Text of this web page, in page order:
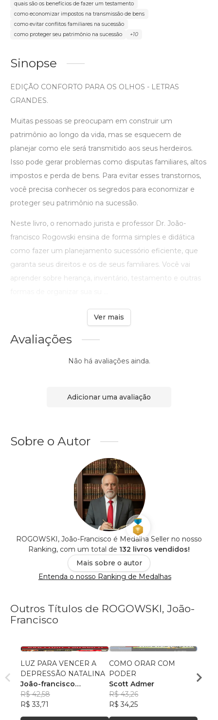
quais são os benefícios de fazer um testamento
como economizar impostos na transmissão de bens
como evitar conflitos familiares na sucessão
como proteger seu patrimônio na sucessão
+10
Sinopse
EDIÇÃO CONFORTO PARA OS OLHOS - LETRAS
GRANDES.
Muitas pessoas se preocupam em construir um
patrimônio ao longo da vida, mas se esquecem de
planejar como ele será transmitido aos seus herdeiros.
Isso pode gerar problemas como disputas familiares, altos
impostos e perda de bens. Para evitar esses transtornos,
você precisa conhecer os segredos para economizar e
proteger seu patrimônio na sucessão.
Neste livro, o renomado jurista e professor Dr. João-
francisco Rogowski ensina de forma simples e didática
como fazer um planejamento sucessório eficiente, que
garanta seus direitos e os de seus familiares. Você vai
aprender sobre herança, inventário, testamento e outras
Ver mais
Avaliações
Não há avaliações ainda.
Adicionar uma avaliação
Sobre o Autor
ROGOWSKI, João-Francisco é Medalha Seller no nosso
Ranking, com um total de 132 livros vendidos!
Mais sobre o autor
Entenda o nosso Ranking de Medalhas
Outros Títulos de ROGOWSKI, João-
Francisco
LUZ PARA VENCER A
DEPRESSÃO NATALINA
João-francisco
Rogowski
R$ 42,58
R$ 33,71
COMO ORAR COM
PODER
Scott Admer
R$ 43,26
R$ 34,25